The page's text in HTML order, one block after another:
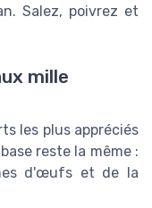
Salez, poivrez et
mille
les plus appréciés
reste la même :
d'œufs et de la